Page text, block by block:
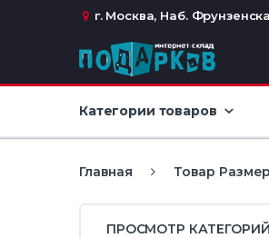
Перейти к навигации
перейти к содержанию
г. Москва, Наб.
Категории товаров
Главная Товар Размер
ПРОСМОТР КАТЕГОРИЙ